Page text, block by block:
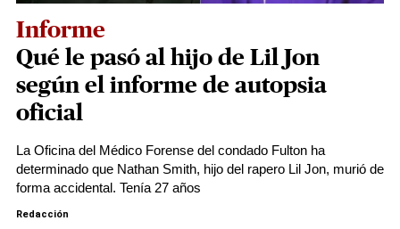
Informe
Qué le pasó al hijo de Lil Jon
según el informe de autopsia
oficial
La Oficina del Médico Forense del condado Fulton ha
determinado que Nathan Smith, hijo del rapero Lil Jon, murió de
forma accidental. Tenía 27 años
Redacción